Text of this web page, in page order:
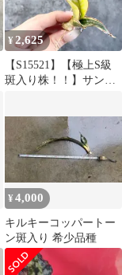
¥2,625
【S15521】【極上S級
斑入り株！！】サンス
ビア サンセベリア )
¥4,000
キルキーコッパートー
ン斑入り 希少品種